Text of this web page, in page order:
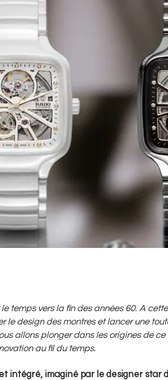
temps vers la fin des années 60. A
le design des montres et lancer une
allons plonger dans les origines de
au fil du temps.
imaginé par le designer star